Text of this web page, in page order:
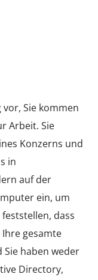
Sie kommen
Arbeit. Sie
Konzerns und
in
auf der
ein, um
dass
gesamte
Sie haben weder
Directory,